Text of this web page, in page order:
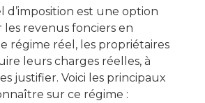
d’imposition est une option
revenus fonciers en
régime réel, les propriétaires
leurs charges réelles, à
justifier. Voici les principaux
sur ce régime :